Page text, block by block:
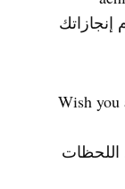
!Wish
اللحظات